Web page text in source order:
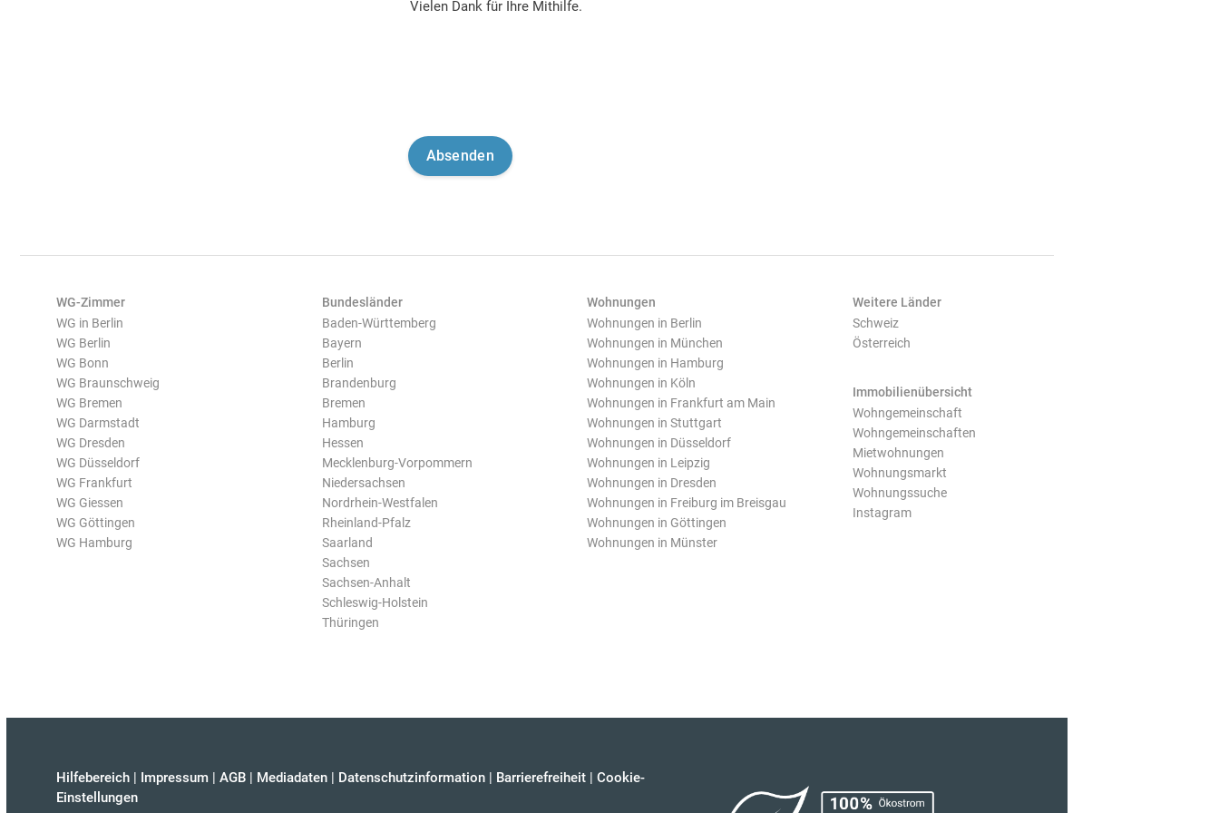
Vielen Dank für Ihre Mithilfe.
WG-Zimmer
WG in Berlin
WG Berlin
WG Bonn
WG Braunschweig
WG Bremen
WG Darmstadt
WG Dresden
WG Düsseldorf
WG Frankfurt
WG Giessen
WG Göttingen
WG Hamburg
Bundesländer
Baden-Württemberg
Bayern
Berlin
Brandenburg
Bremen
Hamburg
Hessen
Mecklenburg-Vorpommern
Niedersachsen
Nordrhein-Westfalen
Rheinland-Pfalz
Saarland
Sachsen
Sachsen-Anhalt
Schleswig-Holstein
Thüringen
Wohnungen
Wohnungen in Berlin
Wohnungen in München
Wohnungen in Hamburg
Wohnungen in Köln
Wohnungen in Frankfurt am Main
Wohnungen in Stuttgart
Wohnungen in Düsseldorf
Wohnungen in Leipzig
Wohnungen in Dresden
Wohnungen in Freiburg im Breisgau
Wohnungen in Göttingen
Wohnungen in Münster
Weitere Länder
Schweiz
Österreich
Immobilienübersicht
Wohngemeinschaft
Wohngemeinschaften
Mietwohnungen
Wohnungsmarkt
Wohnungssuche
Instagram
Hilfebereich | Impressum | AGB | Mediadaten | Datenschutzinformation | Barrierefreiheit | Cookie-
Einstellungen